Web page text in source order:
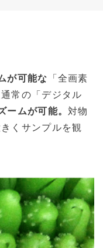
が可能な 「全画素
常の「デジタル
ームが可能。 対物
くサンプルを観